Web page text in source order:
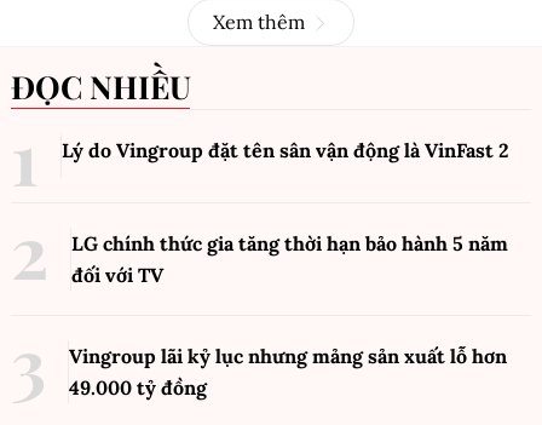
Xem thêm
ĐỌC NHIỀU
Lý do Vingroup đặt tên sân vận động là VinFast 2
LG chính thức gia tăng thời hạn bảo hành 5 năm
đối với TV
Vingroup lãi kỷ lục nhưng mảng sản xuất lỗ hơn
49.000 tỷ đồng